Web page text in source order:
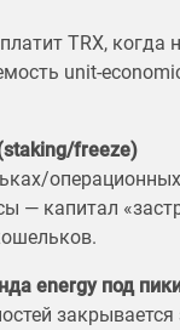
TRX,
unit-
freeze)
— капитал
energy под